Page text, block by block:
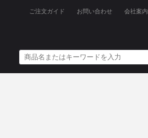
ご注文ガイド お問い合わせ 会社案内